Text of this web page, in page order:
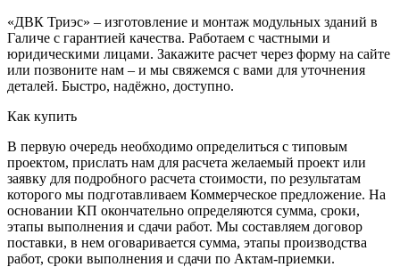
«ДВК Триэс» – изготовление и монтаж модульных зданий в
Галиче с гарантией качества. Работаем с частными и
юридическими лицами. Закажите расчет через форму на сайте
или позвоните нам – и мы свяжемся с вами для уточнения
деталей. Быстро, надёжно, доступно.
Как купить
В первую очередь необходимо определиться с типовым
проектом, прислать нам для расчета желаемый проект или
заявку для подробного расчета стоимости, по результатам
которого мы подготавливаем Коммерческое предложение. На
основании КП окончательно определяются сумма, сроки,
этапы выполнения и сдачи работ. Мы составляем договор
поставки, в нем оговаривается сумма, этапы производства
работ, сроки выполнения и сдачи по Актам-приемки.